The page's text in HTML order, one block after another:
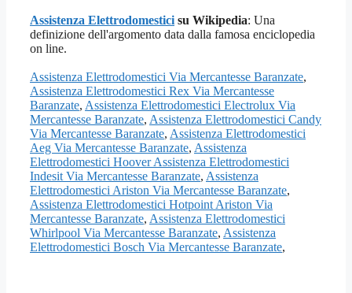
Assistenza Elettrodomestici su Wikipedia: Una
definizione dell'argomento data dalla famosa enciclopedia
on line.
Assistenza Elettrodomestici Via Mercantesse Baranzate,
Assistenza Elettrodomestici Rex Via Mercantesse
Baranzate, Assistenza Elettrodomestici Electrolux Via
Mercantesse Baranzate, Assistenza Elettrodomestici Candy
Via Mercantesse Baranzate, Assistenza Elettrodomestici
Aeg Via Mercantesse Baranzate, Assistenza
Elettrodomestici Hoover Assistenza Elettrodomestici
Indesit Via Mercantesse Baranzate, Assistenza
Elettrodomestici Ariston Via Mercantesse Baranzate,
Assistenza Elettrodomestici Hotpoint Ariston Via
Mercantesse Baranzate, Assistenza Elettrodomestici
Whirlpool Via Mercantesse Baranzate, Assistenza
Elettrodomestici Bosch Via Mercantesse Baranzate,